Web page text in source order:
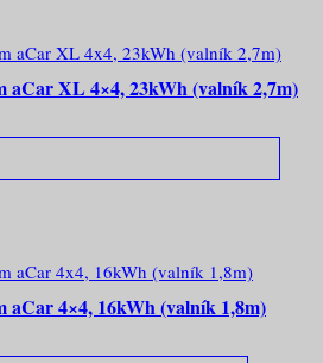
aCar XL 4×4, 23kWh (valník 2,7m)
aCar 4×4, 16kWh (valník 1,8m)